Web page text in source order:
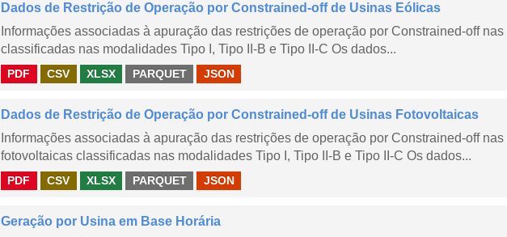
Dados de Restrição de Operação por Constrained-off de Usinas Eólicas
Informações associadas à apuração das restrições de operação por Constrained-off
classificadas nas modalidades Tipo I, Tipo II-B e Tipo II-C Os dados...
PDF CSV XLSX PARQUET JSON
Dados de Restrição de Operação por Constrained-off de Usinas Fotovoltaicas
Informações associadas à apuração das restrições de operação por Constrained-off
fotovoltaicas classificadas nas modalidades Tipo I, Tipo II-B e Tipo II-C Os dados...
PDF CSV XLSX PARQUET JSON
Geração por Usina em Base Horária